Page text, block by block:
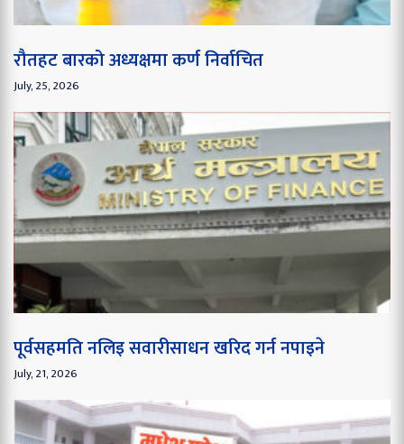
रौतहट बारको अध्यक्षमा कर्ण निर्वाचित
July, 25, 2026
पूर्वसहमति नलिइ सवारीसाधन खरिद गर्न नपाइने
July, 21, 2026